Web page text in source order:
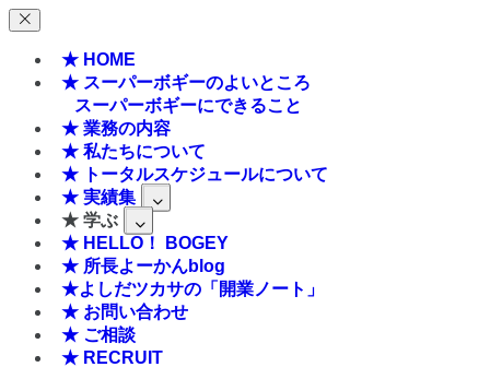
★ HOME
★ スーパーボギーのよいところ
スーパーボギーにできること
★ 業務の内容
★ 私たちについて
★ トータルスケジュールについて
★ 実績集
★ 学ぶ
★ HELLO！ BOGEY
★ 所長よーかんblog
★よしだツカサの「開業ノート」
★ お問い合わせ
★ ご相談
★ RECRUIT